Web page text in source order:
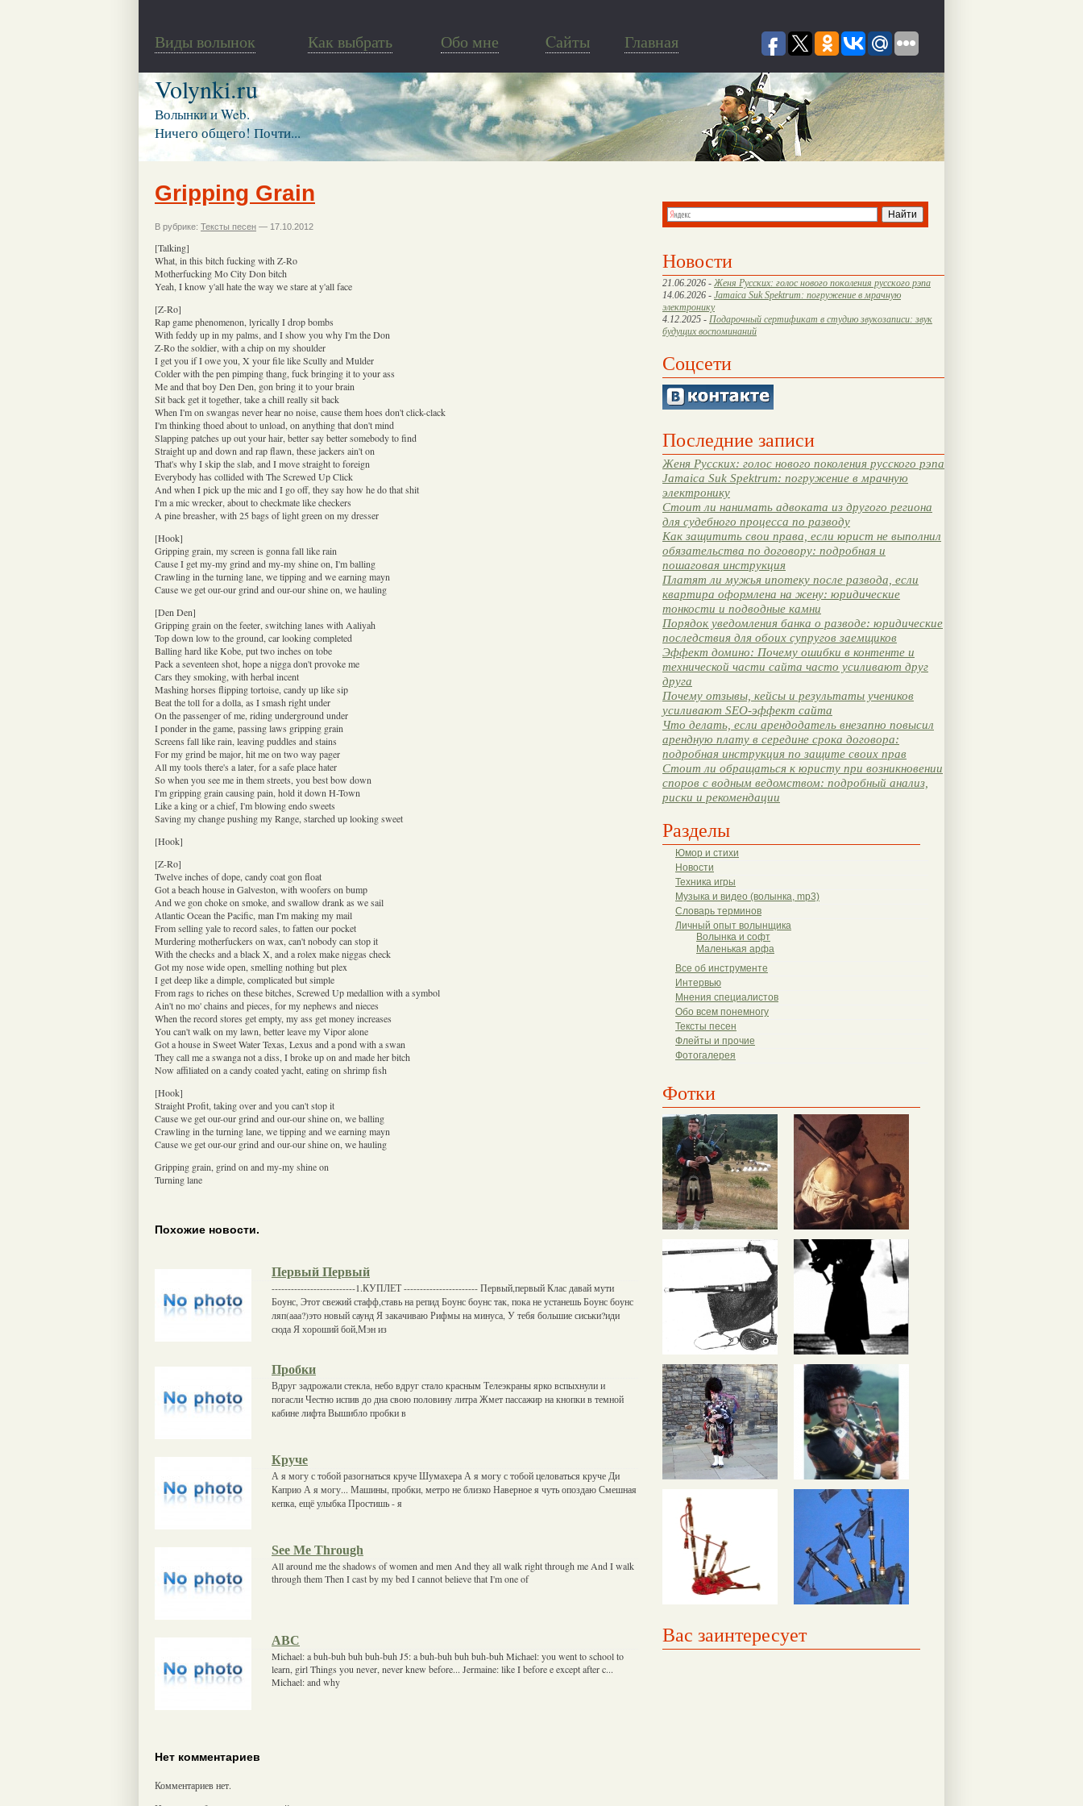
Виды волынок Как выбрать Обо мне Cайты Главная
Volynki.ru
Волынки и Web.
Ничего общего! Почти...
Новости
21.06.2026 - Женя Русских: голос нового поколения русского рэпа
14.06.2026 - Jamaica Suk Spektrum: погружение в мрачную
электронику
4.12.2025 - Подарочный сертификат в студию звукозаписи: звук
будущих воспоминаний
Соцсети
Последние записи
Женя Русских: голос нового поколения русского рэпа
Jamaica Suk Spektrum: погружение в мрачную
электронику
Стоит ли нанимать адвоката из другого региона
для судебного процесса по разводу
Как защитить свои права, если юрист не выполнил
обязательства по договору: подробная и
пошаговая инструкция
Платят ли мужья ипотеку после развода, если
квартира оформлена на жену: юридические
тонкости и подводные камни
Порядок уведомления банка о разводе: юридические
последствия для обоих супругов заемщиков
Эффект домино: Почему ошибки в контенте и
технической части сайта часто усиливают друг
друга
Почему отзывы, кейсы и результаты учеников
усиливают SEO-эффект сайта
Что делать, если арендодатель внезапно повысил
арендную плату в середине срока договора:
подробная инструкция по защите своих прав
Стоит ли обращаться к юристу при возникновении
споров с водным ведомством: подробный анализ,
риски и рекомендации
Разделы
Юмор и стихи
Новости
Техника игры
Музыка и видео (волынка, mp3)
Словарь терминов
Личный опыт волынщика
Волынка и софт
Маленькая арфа
Все об инструменте
Интервью
Мнения специалистов
Обо всем понемногу
Тексты песен
Флейты и прочие
Фотогалерея
Фотки
Вас заинтересует
Gripping Grain
В рубрике: Тексты песен — 17.10.2012
[Talking]
What, in this bitch fucking with Z-Ro
Motherfucking Mo City Don bitch
Yeah, I know y'all hate the way we stare at y'all face
[Z-Ro]
Rap game phenomenon, lyrically I drop bombs
With feddy up in my palms, and I show you why I'm the Don
Z-Ro the soldier, with a chip on my shoulder
I get you if I owe you, X your file like Scully and Mulder
Colder with the pen pimping thang, fuck bringing it to your ass
Me and that boy Den Den, gon bring it to your brain
Sit back get it together, take a chill really sit back
When I'm on swangas never hear no noise, cause them hoes don't click-clack
I'm thinking thoed about to unload, on anything that don't mind
Slapping patches up out your hair, better say better somebody to find
Straight up and down and rap flawn, these jackers ain't on
That's why I skip the slab, and I move straight to foreign
Everybody has collided with The Screwed Up Click
And when I pick up the mic and I go off, they say how he do that shit
I'm a mic wrecker, about to checkmate like checkers
A pine breasher, with 25 bags of light green on my dresser
[Hook]
Gripping grain, my screen is gonna fall like rain
Cause I get my-my grind and my-my shine on, I'm balling
Crawling in the turning lane, we tipping and we earning mayn
Cause we get our-our grind and our-our shine on, we hauling
[Den Den]
Gripping grain on the feeter, switching lanes with Aaliyah
Top down low to the ground, car looking completed
Balling hard like Kobe, put two inches on tobe
Pack a seventeen shot, hope a nigga don't provoke me
Cars they smoking, with herbal incent
Mashing horses flipping tortoise, candy up like sip
Beat the toll for a dolla, as I smash right under
On the passenger of me, riding underground under
I ponder in the game, passing laws gripping grain
Screens fall like rain, leaving puddles and stains
For my grind be major, hit me on two way pager
All my tools there's a later, for a safe place hater
So when you see me in them streets, you best bow down
I'm gripping grain causing pain, hold it down H-Town
Like a king or a chief, I'm blowing endo sweets
Saving my change pushing my Range, starched up looking sweet
[Hook]
[Z-Ro]
Twelve inches of dope, candy coat gon float
Got a beach house in Galveston, with woofers on bump
And we gon choke on smoke, and swallow drank as we sail
Atlantic Ocean the Pacific, man I'm making my mail
From selling yale to record sales, to fatten our pocket
Murdering motherfuckers on wax, can't nobody can stop it
With the checks and a black X, and a rolex make niggas check
Got my nose wide open, smelling nothing but plex
I get deep like a dimple, complicated but simple
From rags to riches on these bitches, Screwed Up medallion with a symbol
Ain't no mo' chains and pieces, for my nephews and nieces
When the record stores get empty, my ass get money increases
You can't walk on my lawn, better leave my Vipor alone
Got a house in Sweet Water Texas, Lexus and a pond with a swan
They call me a swanga not a diss, I broke up on and made her bitch
Now affiliated on a candy coated yacht, eating on shrimp fish
[Hook]
Straight Profit, taking over and you can't stop it
Cause we get our-our grind and our-our shine on, we balling
Crawling in the turning lane, we tipping and we earning mayn
Cause we get our-our grind and our-our shine on, we hauling
Gripping grain, grind on and my-my shine on
Turning lane
Похожие новости.
Первый Первый
--------------------------1.КУПЛЕТ ----------------------- Первый,первый Клас давай мути
Боунс, Этот свежий стафф,ставь на репид Боунс боунс так, пока не устанешь Боунс боунс
ляп(ааа?)это новый саунд Я закачиваю Рифмы на минуса, У тебя большие сиськи?иди
сюда Я хороший бой,Мэн из
Пробки
Вдруг задрожали стекла, небо вдруг стало красным Телеэкраны ярко вспыхнули и
погасли Честно испив до дна свою половину литра Жмет пассажир на кнопки в темной
кабине лифта Вышибло пробки в
Круче
А я могу с тобой разогнаться круче Шумахера А я могу с тобой целоваться круче Ди
Каприо А я могу... Машины, пробки, метро не близко Наверное я чуть опоздаю Смешная
кепка, ещё улыбка Простишь - я
See Me Through
All around me the shadows of women and men And they all walk right through me And I walk
through them Then I cast by my bed I cannot believe that I'm one of
ABC
Michael: a buh-buh buh buh-buh J5: a buh-buh buh buh-buh Michael: you went to school to
learn, girl Things you never, never knew before... Jermaine: like I before e except after c...
Michael: and why
Нет комментариев
Комментариев нет.